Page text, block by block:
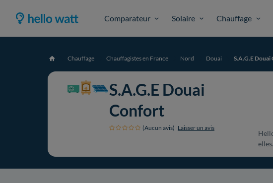
Comparateur Solaire Chauffage
Accueil Chauffage Chauffagistes en France Nord Douai S.A.G.E
S.A.G.E Douai
Confort
(Aucun avis) Laisser un avis
elles.